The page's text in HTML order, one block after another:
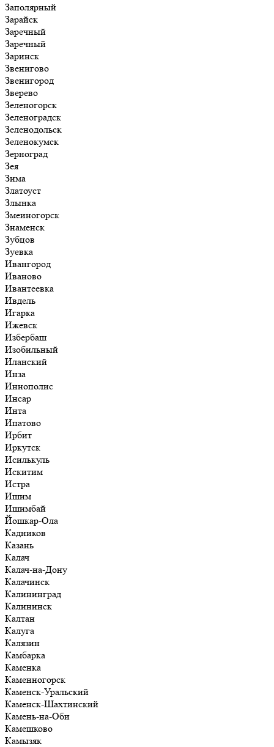
Заполярный
Зарайск
Заречный
Заречный
Заринск
Звенигово
Звенигород
Зверево
Зеленогорск
Зеленоградск
Зеленодольск
Зеленокумск
Зерноград
Зея
Зима
Златоуст
Злынка
Змеиногорск
Знаменск
Зубцов
Зуевка
Ивангород
Иваново
Ивантеевка
Ивдель
Игарка
Ижевск
Избербаш
Изобильный
Иланский
Инза
Иннополис
Инсар
Инта
Ипатово
Ирбит
Иркутск
Исилькуль
Искитим
Истра
Ишим
Ишимбай
Йошкар-Ола
Кадников
Казань
Калач
Калач-на-Дону
Калачинск
Калининград
Калининск
Калтан
Калуга
Калязин
Камбарка
Каменка
Каменногорск
Каменск-Уральский
Каменск-Шахтинский
Камень-на-Оби
Камешково
Камызяк